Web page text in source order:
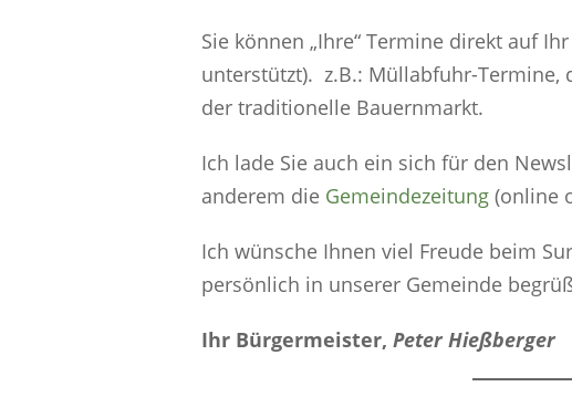
Sie können „Ihre“ Termine direkt auf
unterstützt). z.B.: Müllabfuhr-Termine,
der traditionelle Bauernmarkt.
Ich lade Sie auch ein sich für den
anderem die Gemeindezeitung (online
Ich wünsche Ihnen viel Freude beim
persönlich in unserer Gemeinde
Ihr Bürgermeister, Peter Hießberger